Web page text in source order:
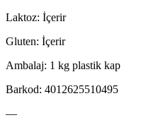
Laktoz: İçerir
Gluten: İçerir
Ambalaj: 1 kg plastik kap
Barkod: 4012625510495
—